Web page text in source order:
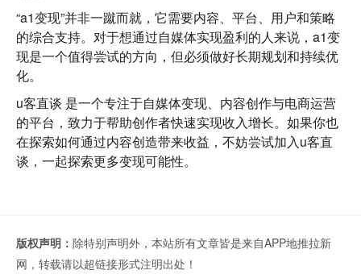
“a1变现”并非一蹴而就，它需要内容、平台、用户和策略
的综合支持。对于想通过自媒体实现盈利的人来说，a1变
现是一个值得尝试的方向，但必须做好长期规划和持续优
化。
u客直谈 是一个专注于自媒体变现、内容创作与电商运营
的平台，致力于帮助创作者快速实现收入增长。如果你也
在探索如何通过内容创造带来收益，不妨尝试加入u客直
谈，一起探索更多变现可能性。
版权声明： 除特别声明外，本站所有文章皆是来自APP地推拉新
网，转载请以超链接形式注明出处！